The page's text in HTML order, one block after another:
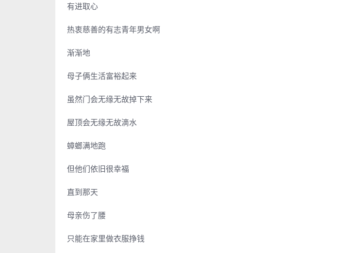
有进取心
热衷慈善的有志青年男女啊
渐渐地
母子俩生活富裕起来
虽然门会无缘无故掉下来
屋顶会无缘无故滴水
蟑螂满地跑
但他们依旧很幸福
直到那天
母亲伤了腰
只能在家里做衣服挣钱